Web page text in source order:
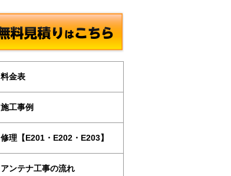
料金表
施工事例
修理【E201・E202・E203】
アンテナ工事の流れ